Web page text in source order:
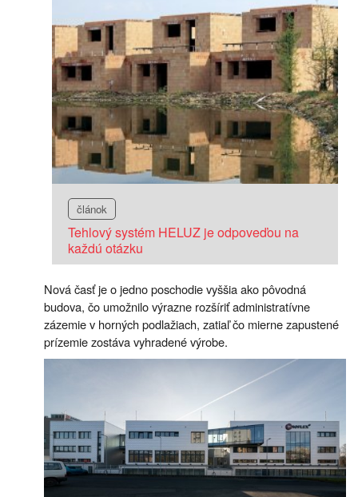
článok
Tehlový systém HELUZ je odpoveďou na
každú otázku
Nová časť je o jedno poschodie vyššia ako pôvodná
budova, čo umožnilo výrazne rozšíriť administratívne
zázemie v horných podlažiach, zatiaľ čo mierne zapustené
prízemie zostáva vyhradené výrobe.